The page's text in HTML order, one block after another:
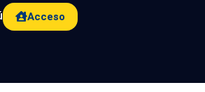
Acceso